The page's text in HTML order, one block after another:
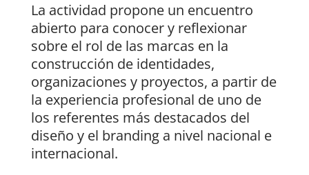
La actividad propone un encuentro
abierto para conocer y reflexionar
sobre el rol de las marcas en la
construcción de identidades,
organizaciones y proyectos, a partir de
la experiencia profesional de uno de
los referentes más destacados del
diseño y el branding a nivel nacional e
internacional.